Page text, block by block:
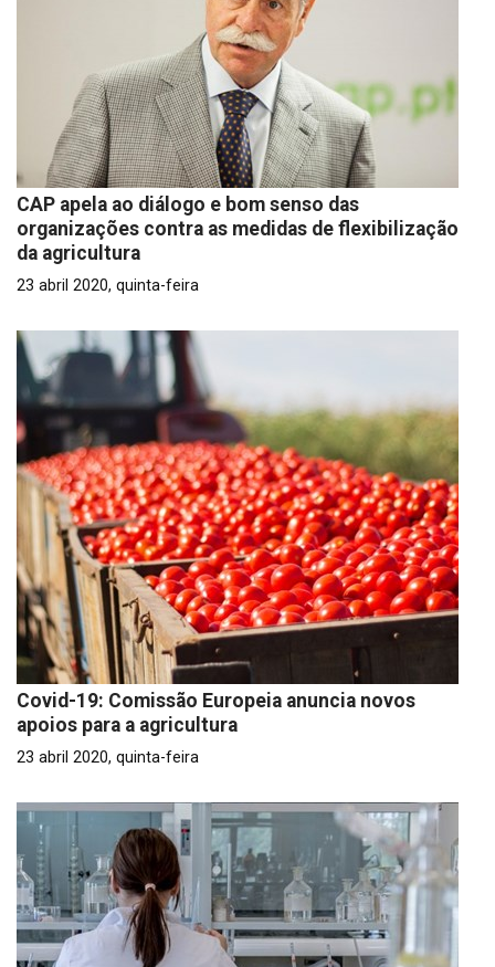
CAP apela ao diálogo e bom senso das
organizações contra as medidas de flexibilização
da agricultura
23 abril 2020, quinta-feira
Covid-19: Comissão Europeia anuncia novos
apoios para a agricultura
23 abril 2020, quinta-feira